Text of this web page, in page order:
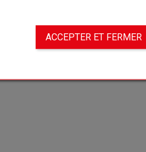
ACCEPTER ET FERMER